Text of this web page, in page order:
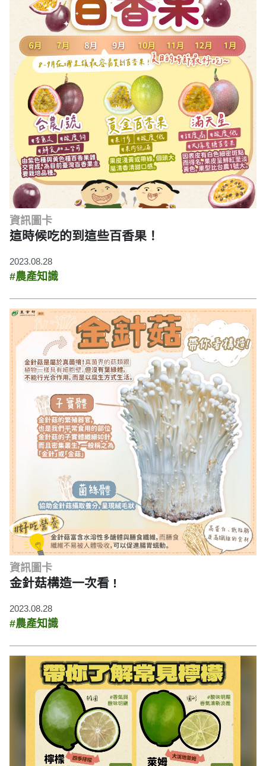
資訊圖卡
這時候吃的到這些百香果！
2023.08.28
#農產知識
資訊圖卡
金針菇構造一次看 !
2023.08.28
#農產知識